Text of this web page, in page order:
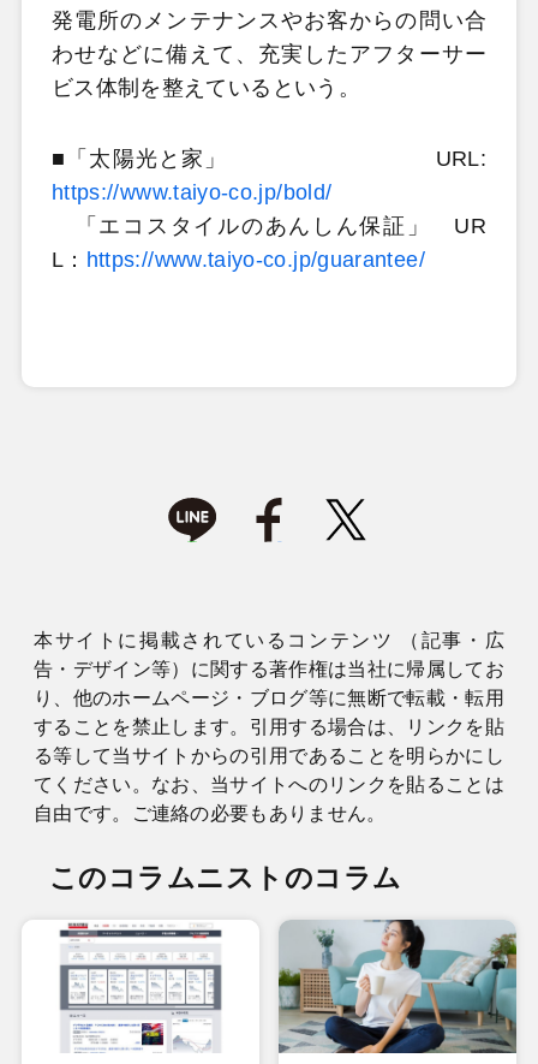
発電所のメンテナンスやお客からの問い合
わせなどに備えて、充実したアフターサー
ビス体制を整えているという。
■「太陽光と家」 URL:
https://www.taiyo-co.jp/bold/
「エコスタイルのあんしん保証」 UR
L： https://www.taiyo-co.jp/guarantee/
本サイトに掲載されているコンテンツ （記事・広
告・デザイン等）に関する著作権は当社に帰属してお
り、他のホームページ・ブログ等に無断で転載・転用
することを禁止します。引用する場合は、リンクを貼
る等して当サイトからの引用であることを明らかにし
てください。なお、当サイトへのリンクを貼ることは
自由です。ご連絡の必要もありません。
このコラムニストのコラム